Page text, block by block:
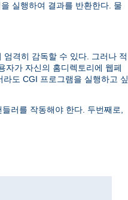
실행하여 결과를 반환한다. 물
격히 감독할 수 있다. 그러나 적
자가 자신의 홈디렉토리에 웹페
도 CGI 프로그램을 실행하고 싶
들러를 작동해야 한다. 두번째로,